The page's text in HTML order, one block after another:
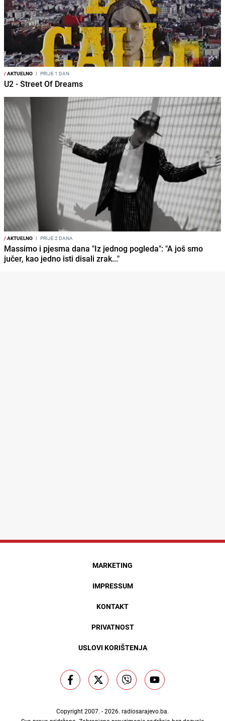
/AKTUELNO I PRIJE 1 DAN
U2 - Street Of Dreams
/AKTUELNO I PRIJE 2 DANA
Massimo i pjesma dana "Iz jednog pogleda": "A još smo
jučer, kao jedno isti disali zrak..."
MARKETING
IMPRESSUM
KONTAKT
PRIVATNOST
USLOVI KORIŠTENJA
Copyright 2007. - 2026. radiosarajevo.ba.